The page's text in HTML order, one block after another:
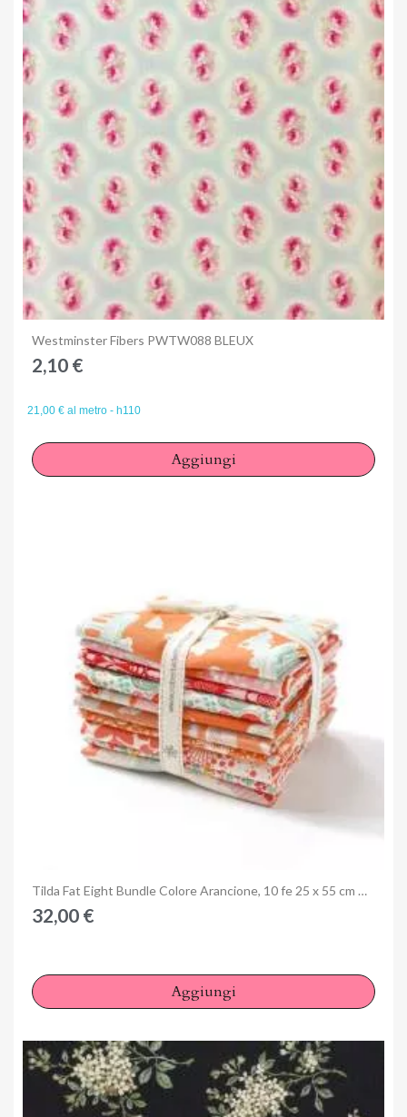
Anteprima
Westminster Fibers PWTW088 BLEUX
2,10 €
21,00 € al metro - h110
Aggiungi
Anteprima Tilda Fat Eight Bundle Colore Arancione, 10 fe 25 x 55 cm Colore Arancione
32,00 €
Aggiungi